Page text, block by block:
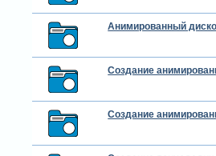
Анимированный
Создание
Создание